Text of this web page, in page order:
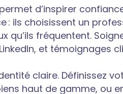
d’inspirer
: ils choisissent un
qu’ils fréquentent.
et témoignages
claire. Définissez
haut de gamme, ou